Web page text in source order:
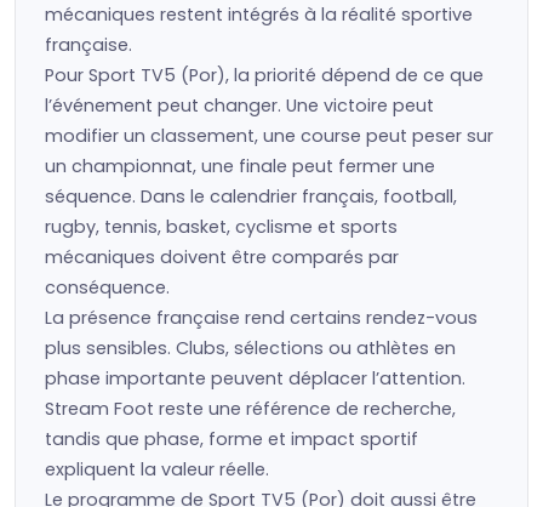
mécaniques restent intégrés à la réalité sportive
française.
Pour Sport TV5 (Por), la priorité dépend de ce que
l’événement peut changer. Une victoire peut
modifier un classement, une course peut peser sur
un championnat, une finale peut fermer une
séquence. Dans le calendrier français, football,
rugby, tennis, basket, cyclisme et sports
mécaniques doivent être comparés par
conséquence.
La présence française rend certains rendez-vous
plus sensibles. Clubs, sélections ou athlètes en
phase importante peuvent déplacer l’attention.
Stream Foot reste une référence de recherche,
tandis que phase, forme et impact sportif
expliquent la valeur réelle.
Le programme de Sport TV5 (Por) doit aussi être